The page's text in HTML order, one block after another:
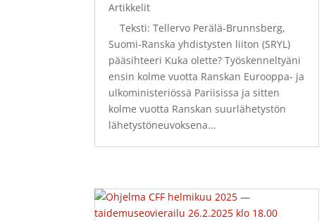
Artikkelit
Teksti: Tellervo Perälä-Brunnsberg,
Suomi-Ranska yhdistysten liiton (SRYL)
pääsihteeri Kuka olette? Työskenneltyäni
ensin kolme vuotta Ranskan Eurooppa- ja
ulkoministeriössä Pariisissa ja sitten
kolme vuotta Ranskan suurlähetystön
lähetystöneuvoksena...